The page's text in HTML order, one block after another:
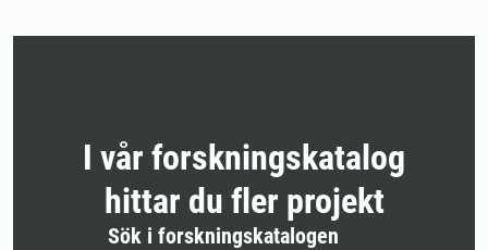
I vår forskningskatalog
hittar du fler projekt
Sök i forskningskatalogen